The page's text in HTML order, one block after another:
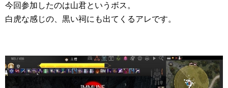
今回参加したのは山君というボス。
白虎な感じの、黒い祠にも出てくるアレです。